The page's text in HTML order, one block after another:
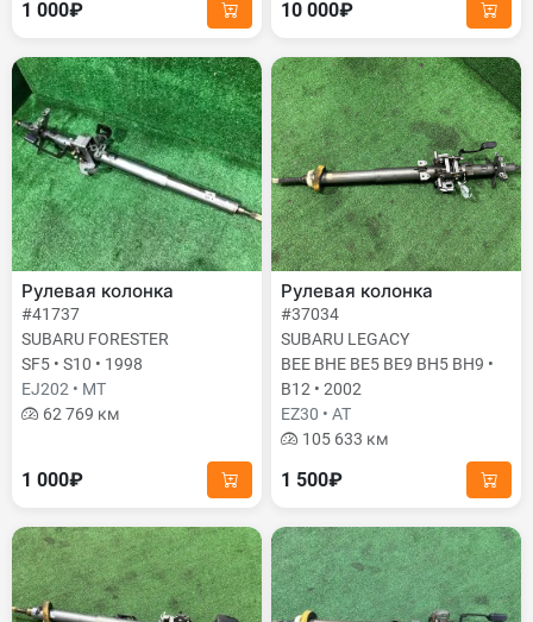
1 000₽ 10 000₽
Рулевая колонка
#41737
SUBARU FORESTER
SF5 • S10 • 1998
EJ202 • MT
62 769 км
1 000₽
Рулевая колонка
#37034
SUBARU LEGACY
BEE BHE BE5 BE9 BH5 BH9 •
B12 • 2002
EZ30 • AT
105 633 км
1 500₽